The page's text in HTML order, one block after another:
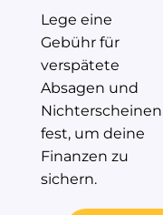
Lege eine
Gebühr für
verspätete
Absagen und
Nichterscheinen
fest, um deine
Finanzen zu
sichern.